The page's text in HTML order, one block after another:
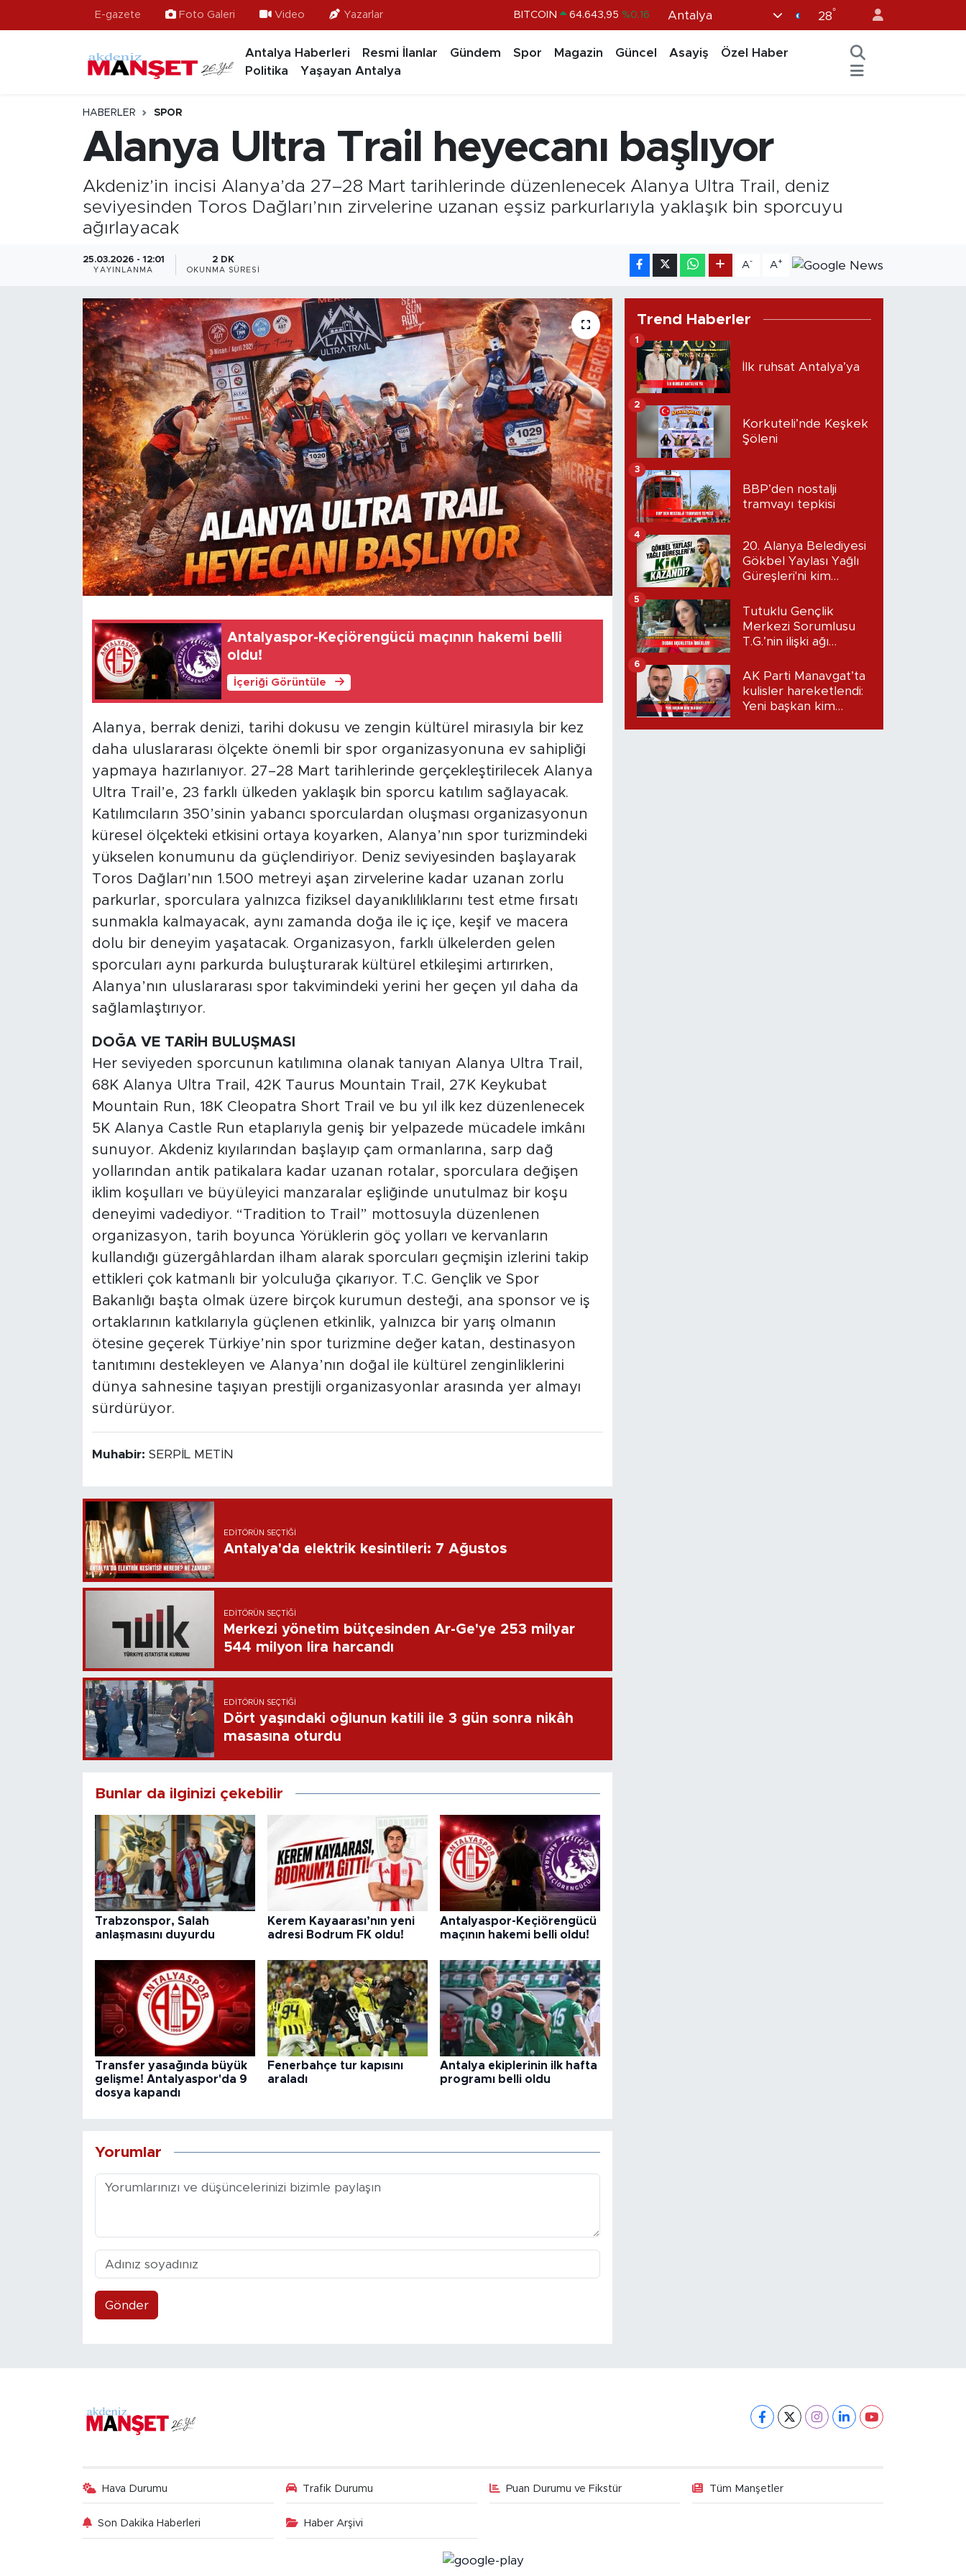
E-gazete Foto Galeri Video Yazarlar
DOLAR 47,6704 %0
EURO 55,0406 %-0.08
13.799 %70
Antalya 28°
Antalya Haberleri Resmi İlanlar Gündem Spor Magazin Güncel Asayiş
Özel Haber
Politika
Yaşayan Antalya
HABERLER SPOR
Alanya Ultra Trail heyecanı başlıyor
Akdeniz’in incisi Alanya’da 27–28 Mart tarihlerinde düzenlenecek Alanya Ultra Trail, deniz
seviyesinden Toros Dağları’nın zirvelerine uzanan eşsiz parkurlarıyla yaklaşık bin sporcuyu
ağırlayacak
25.03.2026 - 12:01
YAYINLANMA
2 DK
OKUNMA SÜRESI
A- A+
Antalyaspor-Keçiörengücü maçının hakemi belli
oldu!
İçeriği Görüntüle
Alanya, berrak denizi, tarihi dokusu ve zengin kültürel mirasıyla bir kez
daha uluslararası ölçekte önemli bir spor organizasyonuna ev sahipliği
yapmaya hazırlanıyor. 27–28 Mart tarihlerinde gerçekleştirilecek Alanya
Ultra Trail’e, 23 farklı ülkeden yaklaşık bin sporcu katılım sağlayacak.
Katılımcıların 350’sinin yabancı sporculardan oluşması organizasyonun
küresel ölçekteki etkisini ortaya koyarken, Alanya’nın spor turizmindeki
yükselen konumunu da güçlendiriyor. Deniz seviyesinden başlayarak
Toros Dağları’nın 1.500 metreyi aşan zirvelerine kadar uzanan zorlu
parkurlar, sporculara yalnızca fiziksel dayanıklılıklarını test etme fırsatı
sunmakla kalmayacak, aynı zamanda doğa ile iç içe, keşif ve macera
dolu bir deneyim yaşatacak. Organizasyon, farklı ülkelerden gelen
sporcuları aynı parkurda buluşturarak kültürel etkileşimi artırırken,
Alanya’nın uluslararası spor takvimindeki yerini her geçen yıl daha da
sağlamlaştırıyor.
DOĞA VE TARİH BULUŞMASI
Her seviyeden sporcunun katılımına olanak tanıyan Alanya Ultra Trail,
68K Alanya Ultra Trail, 42K Taurus Mountain Trail, 27K Keykubat
Mountain Run, 18K Cleopatra Short Trail ve bu yıl ilk kez düzenlenecek
5K Alanya Castle Run etaplarıyla geniş bir yelpazede mücadele imkânı
sunuyor. Akdeniz kıyılarından başlayıp çam ormanlarına, sarp dağ
yollarından antik patikalara kadar uzanan rotalar, sporculara değişen
iklim koşulları ve büyüleyici manzaralar eşliğinde unutulmaz bir koşu
deneyimi vadediyor. “Tradition to Trail” mottosuyla düzenlenen
organizasyon, tarih boyunca Yörüklerin göç yolları ve kervanların
kullandığı güzergâhlardan ilham alarak sporcuları geçmişin izlerini takip
ettikleri çok katmanlı bir yolculuğa çıkarıyor. T.C. Gençlik ve Spor
Bakanlığı başta olmak üzere birçok kurumun desteği, ana sponsor ve iş
ortaklarının katkılarıyla güçlenen etkinlik, yalnızca bir yarış olmanın
ötesine geçerek Türkiye’nin spor turizmine değer katan, destinasyon
tanıtımını destekleyen ve Alanya’nın doğal ile kültürel zenginliklerini
dünya sahnesine taşıyan prestijli organizasyonlar arasında yer almayı
sürdürüyor.
Muhabir: SERPİL METİN
EDITÖRÜN SEÇTIĞI
Antalya'da elektrik kesintileri: 7 Ağustos
EDITÖRÜN SEÇTIĞI
Merkezi yönetim bütçesinden Ar-Ge'ye 253 milyar
544 milyon lira harcandı
EDITÖRÜN SEÇTIĞI
Dört yaşındaki oğlunun katili ile 3 gün sonra nikâh
masasına oturdu
Bunlar da ilginizi çekebilir
Trabzonspor, Salah
anlaşmasını duyurdu
Kerem Kayaarası’nın yeni
adresi Bodrum FK oldu!
Antalyaspor-Keçiörengücü
maçının hakemi belli oldu!
Transfer yasağında büyük
gelişme! Antalyaspor'da 9
dosya kapandı
Fenerbahçe tur kapısını
araladı
Antalya ekiplerinin ilk hafta
programı belli oldu
Yorumlar
Gönder
Trend Haberler
İlk ruhsat Antalya’ya
1
Korkuteli’nde Keşkek
Şöleni
2
BBP’den nostalji
tramvayı tepkisi
3
20. Alanya Belediyesi
Gökbel Yaylası Yağlı
Güreşleri'ni kim
4
Tutuklu Gençlik
Merkezi Sorumlusu
T.G.’nin ilişki ağı
Dudak uçuklatan
iddialar!
5
AK Parti Manavgat’ta
kulisler hareketlendi:
Yeni başkan kim
6
Hava Durumu Trafik Durumu Puan Durumu ve Fikstür Tüm Manşetler
Son Dakika Haberleri Haber Arşivi
Ekonomi
Gündem
Kültür- Sanat
Magazin
Özel Haber
Politika
Resmi İlanlar
Turizm
Hava Durumu
Tüm Manşetler
Son Dakika Haberleri
Haber Arşivi